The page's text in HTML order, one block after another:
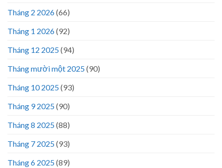
Tháng 2 2026(66)
Tháng 1 2026(92)
Tháng 12 2025(94)
Tháng mười một 2025(90)
Tháng 10 2025(93)
Tháng 9 2025(90)
Tháng 8 2025(88)
Tháng 7 2025(93)
Tháng 6 2025(89)